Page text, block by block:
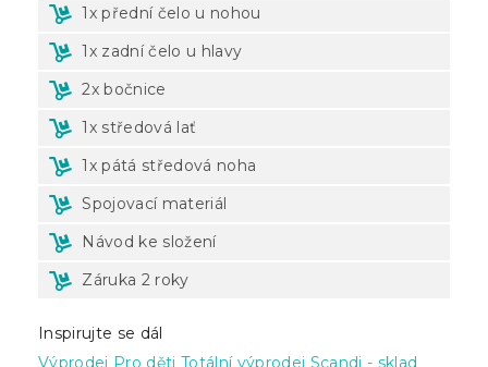
1x přední čelo u nohou
1x zadní čelo u hlavy
2x bočnice
1x středová lať
1x pátá středová noha
Spojovací materiál
Návod ke složení
Záruka 2 roky
Inspirujte se dál
Výprodej Pro děti Totální výprodej Scandi - sklad